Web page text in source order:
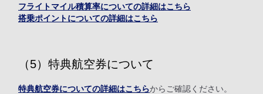
フライトマイル積算率についての詳細はこちら
搭乗ポイントについての詳細はこちら
（5）特典航空券について
特典航空券についての詳細はこちらからご確認ください。